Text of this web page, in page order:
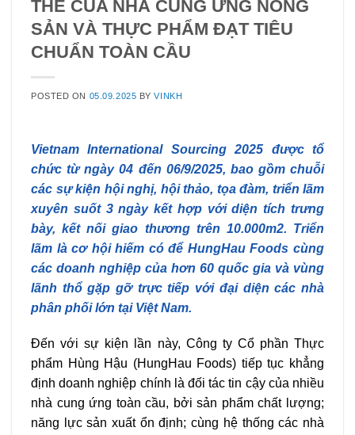
THẾ CỦA NHÀ CUNG ỨNG NÔNG
SẢN VÀ THỰC PHẨM ĐẠT TIÊU
CHUẨN TOÀN CẦU
POSTED ON 05.09.2025 BYVINKH
Vietnam International Sourcing 2025 được tổ
chức từ ngày 04 đến 06/9/2025, bao gồm chuỗi
các sự kiện hội nghị, hội thảo, tọa đàm, triển lãm
xuyên suốt 3 ngày kết hợp với diện tích trưng
bày, kết nối giao thương trên 10.000m2. Triển
lãm là cơ hội hiếm có để HungHau Foods cùng
các doanh nghiệp của hơn 60 quốc gia và vùng
lãnh thổ gặp gỡ trực tiếp với đại diện các nhà
phân phối lớn tại Việt Nam.
Đến với sự kiện lần này, Công ty Cổ phần Thực
phẩm Hùng Hậu (HungHau Foods) tiếp tục khẳng
định doanh nghiệp chính là đối tác tin cậy của nhiều
nhà cung ứng toàn cầu, bởi sản phẩm chất lượng;
năng lực sản xuất ổn định; cùng hệ thống các nhà